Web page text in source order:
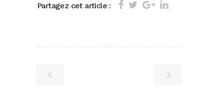
Partagez cet article :